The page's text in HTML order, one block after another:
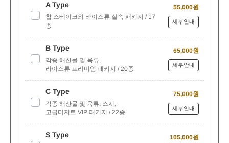
A Type
찹 스테이크와 라이스류 실속 패키지 / 17
종
55,000원
세부안내
B Type
각종 해산물 및 육류,
라이스류 프리미엄 패키지 / 20종
65,000원
세부안내
C Type
각종 해산물 및 육류, 스시,
고급디저트 VIP 패키지 / 22종
75,000원
세부안내
S Type 105,000원